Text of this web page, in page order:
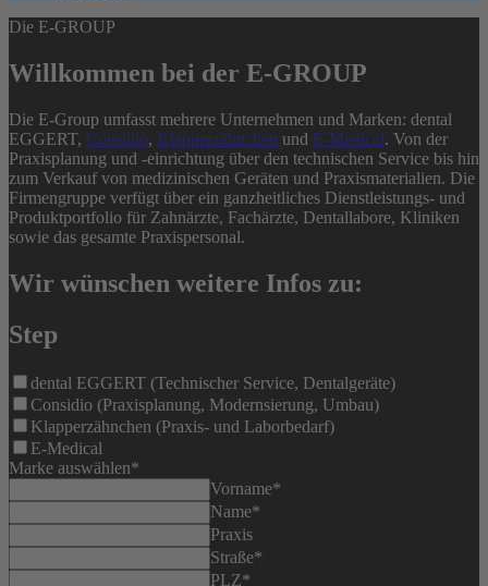
Die E-GROUP
Willkommen bei der E-GROUP
Die E-Group umfasst mehrere Unternehmen und Marken: dental
EGGERT, Considio, Klapperzähnchen und E-Medical. Von der
Praxisplanung und -einrichtung über den technischen Service bis hin
zum Verkauf von medizinischen Geräten und Praxismaterialien. Die
Firmengruppe verfügt über ein ganzheitliches Dienstleistungs- und
Produktportfolio für Zahnärzte, Fachärzte, Dentallabore, Kliniken
sowie das gesamte Praxispersonal.
Wir wünschen weitere Infos zu:
Step
dental EGGERT (Technischer Service, Dentalgeräte)
Considio (Praxisplanung, Modernsierung, Umbau)
Klapperzähnchen (Praxis- und Laborbedarf)
E-Medical
Marke auswählen*
Vorname*
Name*
Praxis
Straße*
PLZ*